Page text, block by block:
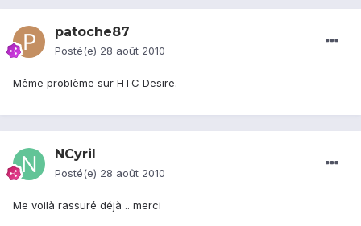
patoche87
Posté(e) 28 août 2010
Même problème sur HTC Desire.
NCyril
Posté(e) 28 août 2010
Me voilà rassuré déjà .. merci